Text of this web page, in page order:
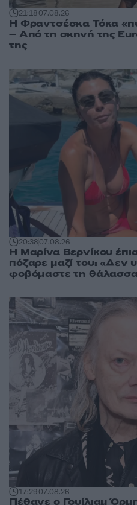
21:1807.08.26
Η Φραντσέσκα Τόκα
– Από τη σκηνή της
της
20:3807.08.26
Η Μαρίνα Βερνίκου
πόζαρε μαζί του: «Δεν
φοβόμαστε τη
17:2907.08.26
Πέθανε ο Γουίλιαμ